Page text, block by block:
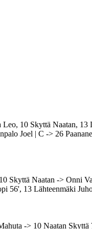
10 Skyttä Naatan, 13
Joel | C -> 26
Skyttä Naatan -> Onni
56', 13 Lähteenmäki
-> 10 Naatan Skyttä